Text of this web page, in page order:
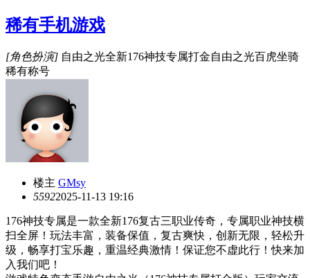
稀有手机游戏
[角色扮演] 自由之光全新176神技专属打金自由之光百虎坐骑
稀有称号
楼主 GMsy
55922025-11-13 19:16
176神技专属是一款全新176复古三职业传奇，专属职业神技横
扫全屏！玩法丰富，装备保值，复古爽快，创新无限，轻松升
级，畅享打宝乐趣，重温经典激情！保证您不虚此行！快来加
入我们吧！